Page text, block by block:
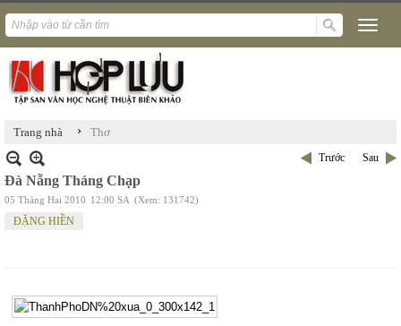
Trang nhà › Thơ
Trước Sau
Đà Nẵng Tháng Chạp
05 Tháng Hai 2010 12:00 SA (Xem: 131742)
ĐẶNG HIỀN